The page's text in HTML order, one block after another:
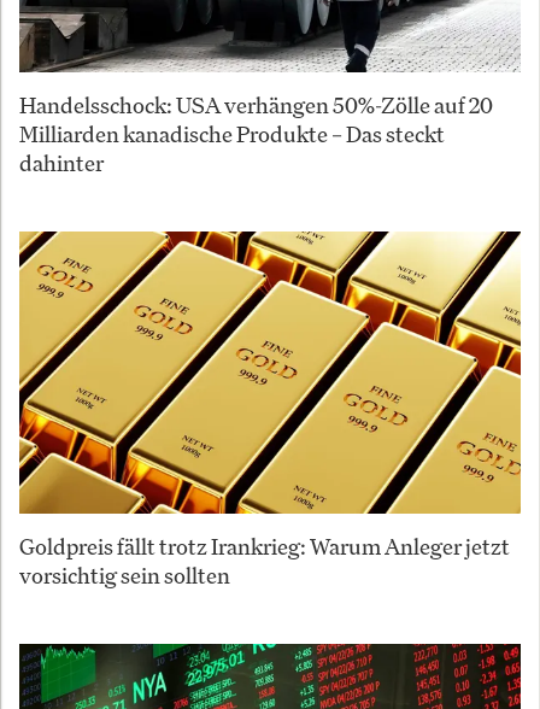
Handelsschock: USA verhängen 50%-Zölle auf 20
Milliarden kanadische Produkte – Das steckt
dahinter
Goldpreis fällt trotz Irankrieg: Warum Anleger jetzt
vorsichtig sein sollten